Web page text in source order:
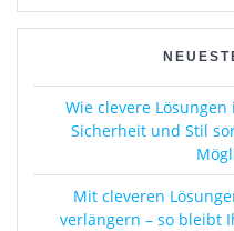
Wie clevere
Sicherheit und Stil
Mit cleveren
verlängern – so bleibt